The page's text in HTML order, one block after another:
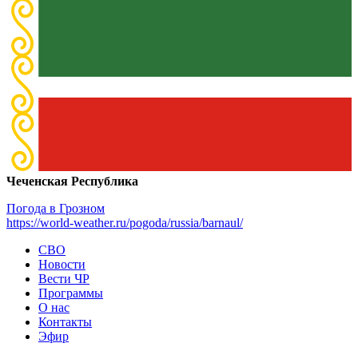
Чеченская Республика
Погода в Грозном
https://world-weather.ru/pogoda/russia/barnaul/
СВО
Новости
Вести ЧР
Программы
О нас
Контакты
Эфир